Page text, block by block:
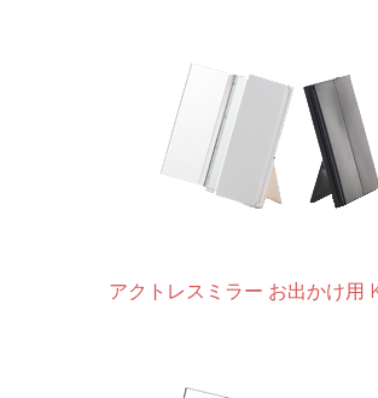
アクトレスミラー お出かけ用